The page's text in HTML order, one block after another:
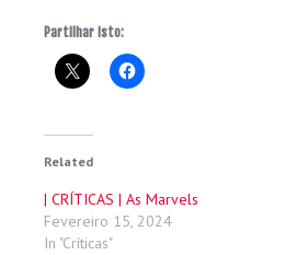
Partilhar isto:
Related
| CRÍTICAS | As Marvels
Fevereiro 15, 2024
In "Críticas"